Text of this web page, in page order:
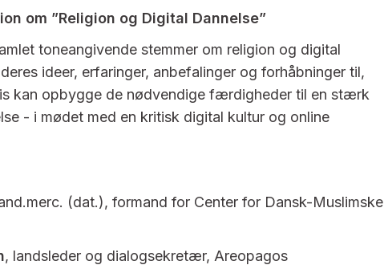
om ”Religion og Digital Dannelse”
toneangivende stemmer om religion og digital
ideer, erfaringer, anbefalinger og forhåbninger til,
kan opbygge de nødvendige færdigheder til en stærk
- i mødet med en kritisk digital kultur og online
(dat.), formand for Center for Dansk-Muslimske
, landsleder og dialogsekretær, Areopagos